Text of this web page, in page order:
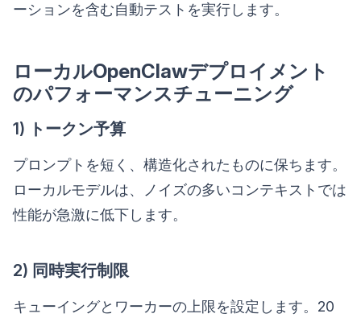
ーションを含む自動テストを実行します。
ローカルOpenClawデプロイメント
のパフォーマンスチューニング
1) トークン予算
プロンプトを短く、構造化されたものに保ちます。
ローカルモデルは、ノイズの多いコンテキストでは
性能が急激に低下します。
2) 同時実行制限
キューイングとワーカーの上限を設定します。20